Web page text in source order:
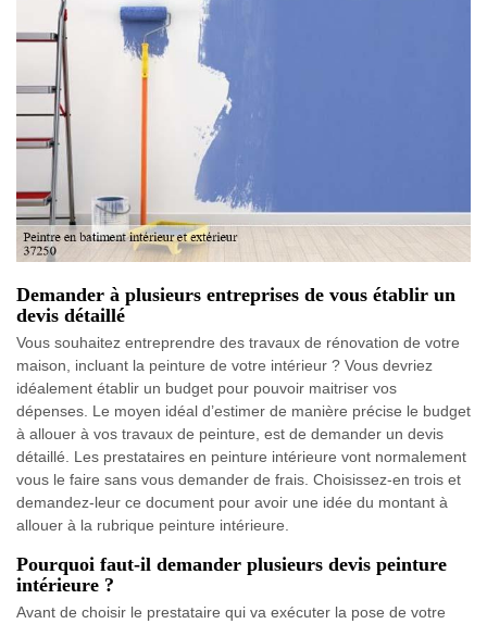
Demander à plusieurs entreprises de vous établir un
devis détaillé
Vous souhaitez entreprendre des travaux de rénovation de votre
maison, incluant la peinture de votre intérieur ? Vous devriez
idéalement établir un budget pour pouvoir maitriser vos
dépenses. Le moyen idéal d’estimer de manière précise le budget
à allouer à vos travaux de peinture, est de demander un devis
détaillé. Les prestataires en peinture intérieure vont normalement
vous le faire sans vous demander de frais. Choisissez-en trois et
demandez-leur ce document pour avoir une idée du montant à
allouer à la rubrique peinture intérieure.
Pourquoi faut-il demander plusieurs devis peinture
intérieure ?
Avant de choisir le prestataire qui va exécuter la pose de votre